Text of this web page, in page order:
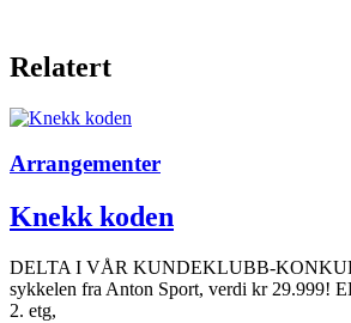
Relatert
Arrangementer
Knekk koden
DELTA I VÅR KUNDEKLUBB-
sykkelen fra Anton Sport, verdi kr 29.999!
2. etg,